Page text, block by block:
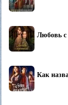
Любовь с
Как